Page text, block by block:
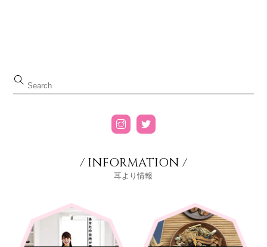
/ INFORMATION /
耳より情報